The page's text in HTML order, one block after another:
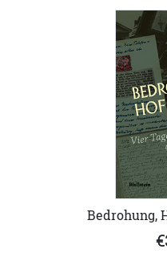
Bedrohung,